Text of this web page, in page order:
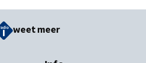
weet meer